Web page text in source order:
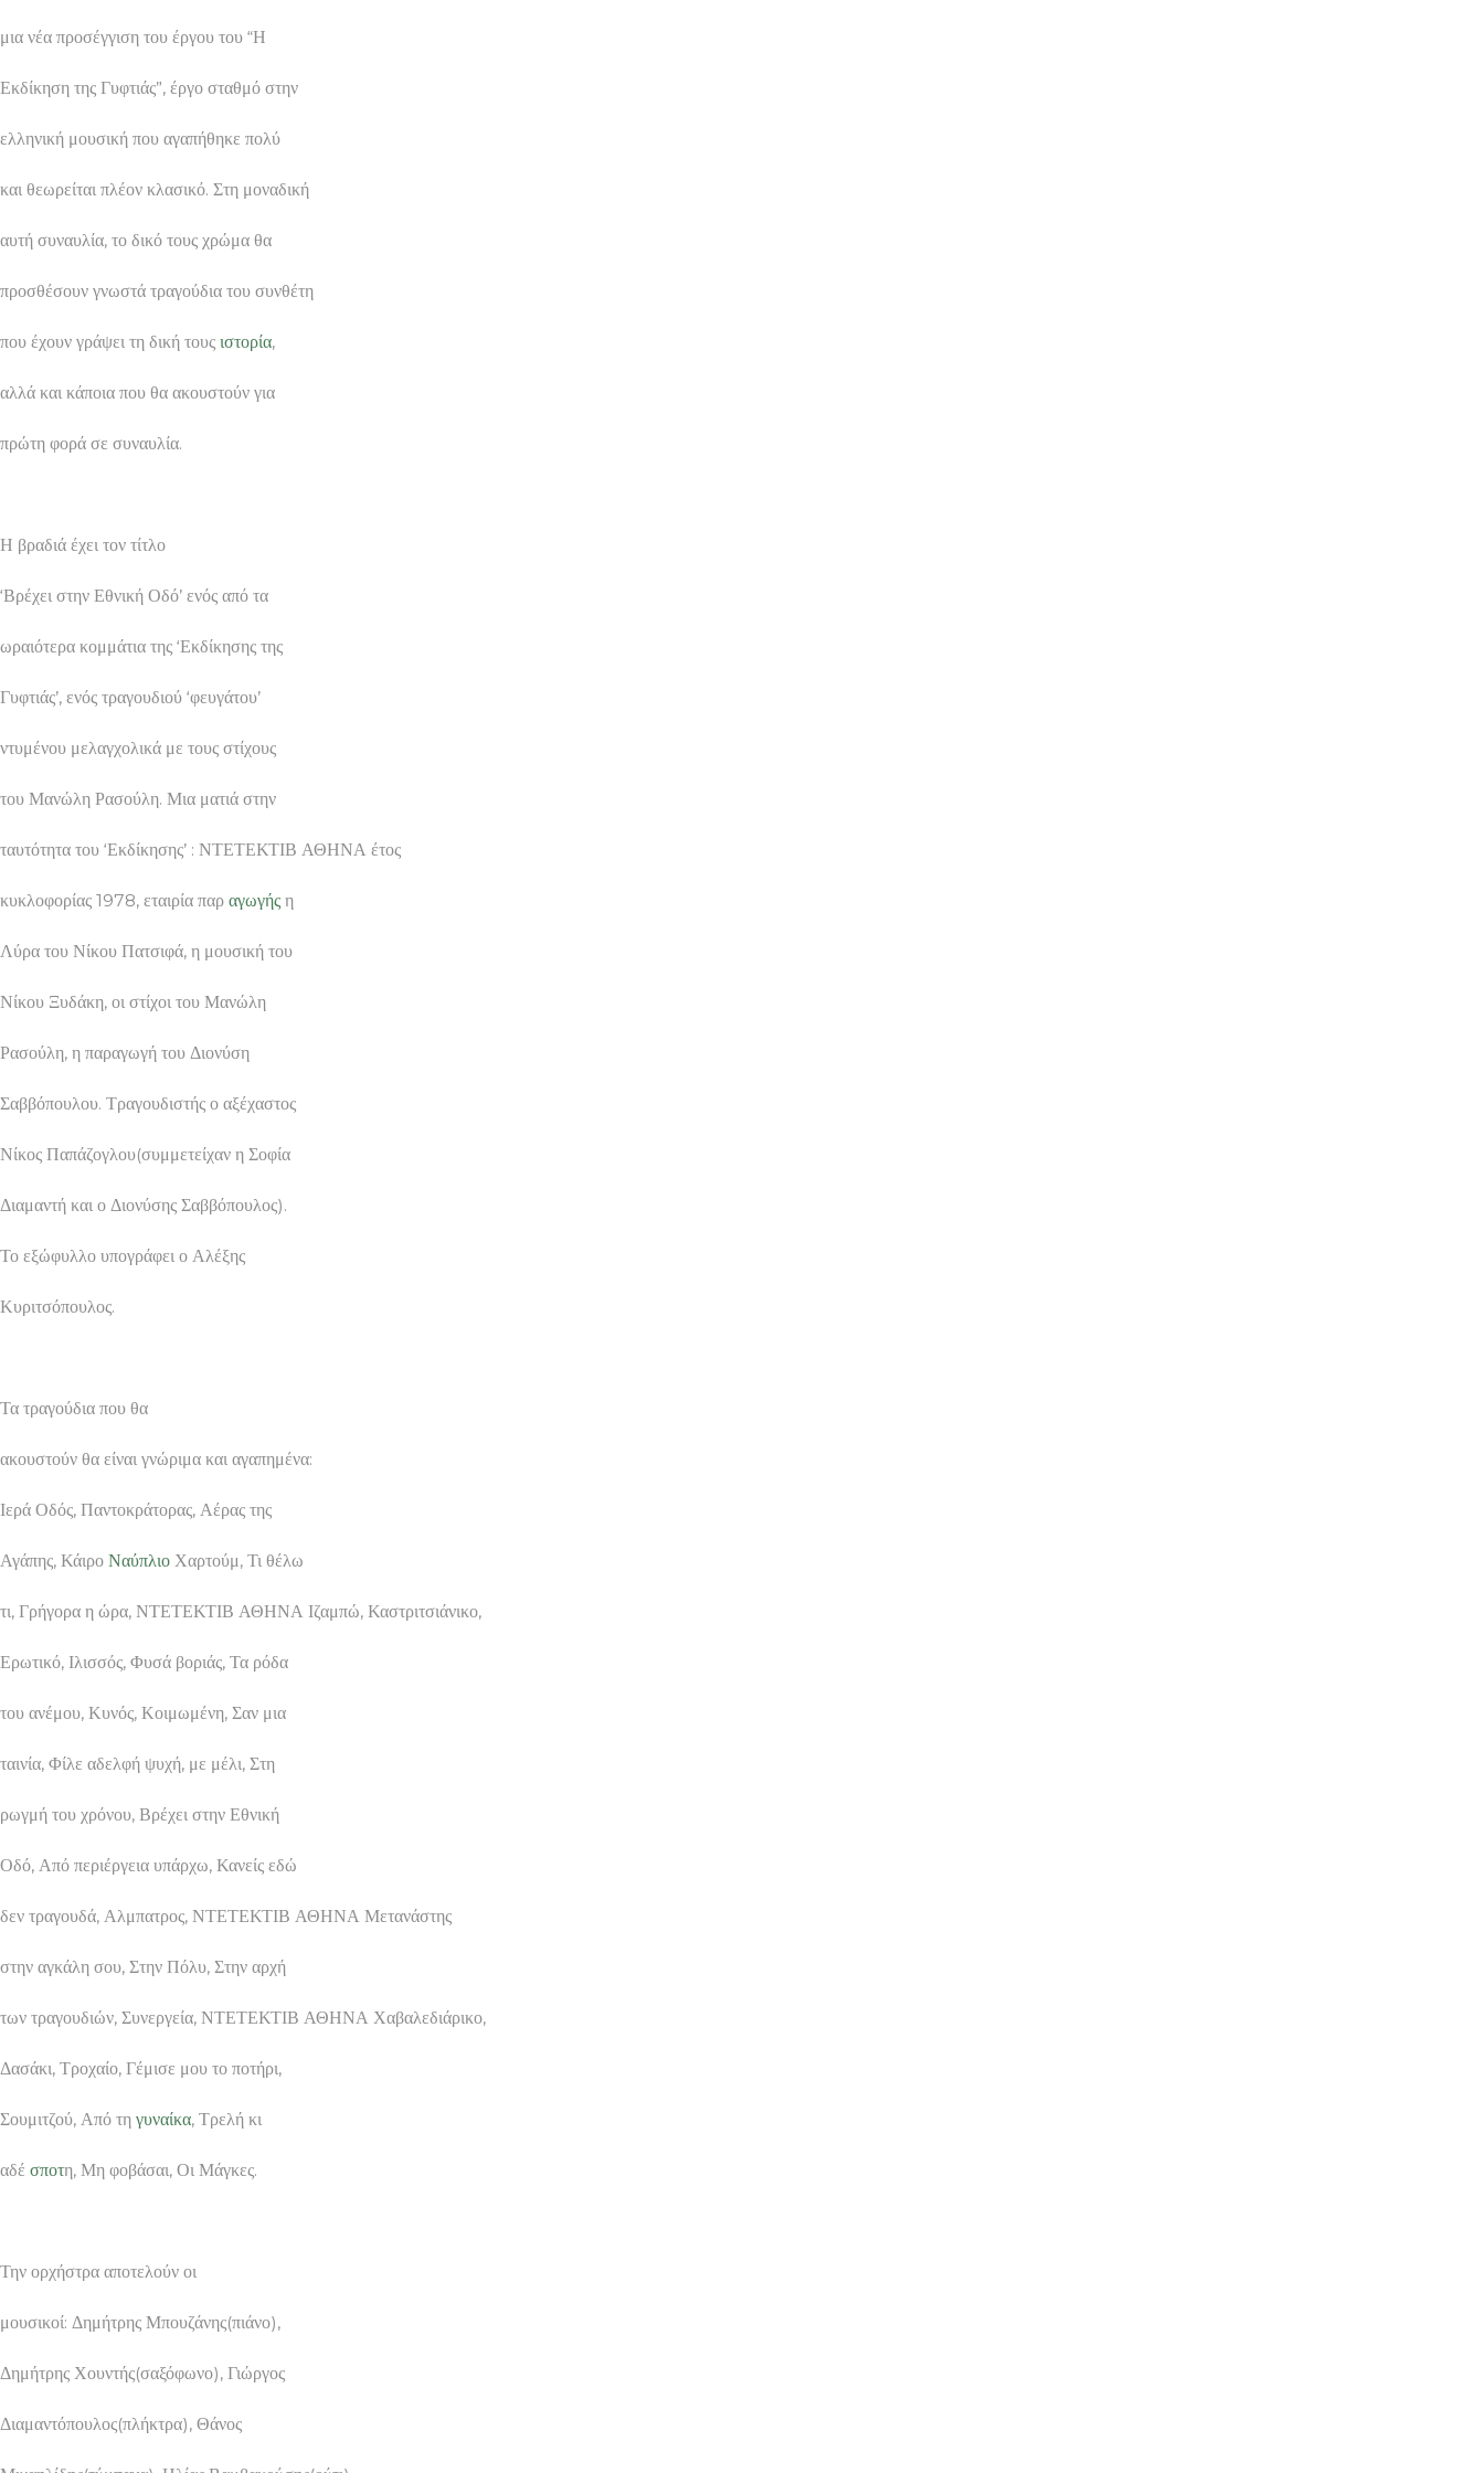
μια νέα προσέγγιση του έργου του “Η
Εκδίκηση της Γυφτιάς”, έργο σταθμό στην
ελληνική μουσική που αγαπήθηκε πολύ
και θεωρείται πλέον κλασικό. Στη μοναδική
αυτή συναυλία, το δικό τους χρώμα θα
προσθέσουν γνωστά τραγούδια του συνθέτη
που έχουν γράψει τη δική τους ιστορία,
αλλά και κάποια που θα ακουστούν για
πρώτη φορά σε συναυλία.
Η βραδιά έχει τον τίτλο
‘Βρέχει στην Εθνική Οδό’ ενός από τα
ωραιότερα κομμάτια της ‘Εκδίκησης της
Γυφτιάς’, ενός τραγουδιού ‘φευγάτου’
ντυμένου μελαγχολικά με τους στίχους
του Μανώλη Ρασούλη. Μια ματιά στην
ταυτότητα του ‘Εκδίκησης’ : ΝΤΕΤΕΚΤΙΒ ΑΘΗΝΑ έτος
κυκλοφορίας 1978, εταιρία παρ αγωγής η
Λύρα του Νίκου Πατσιφά, η μουσική του
Νίκου Ξυδάκη, οι στίχοι του Μανώλη
Ρασούλη, η παραγωγή του Διονύση
Σαββόπουλου. Τραγουδιστής ο αξέχαστος
Νίκος Παπάζογλου(συμμετείχαν η Σοφία
Διαμαντή και ο Διονύσης Σαββόπουλος).
Το εξώφυλλο υπογράφει ο Αλέξης
Κυριτσόπουλος.
Τα τραγούδια που θα
ακουστούν θα είναι γνώριμα και αγαπημένα:
Ιερά Οδός, Παντοκράτορας, Αέρας της
Αγάπης, Κάιρο Ναύπλιο Χαρτούμ, Τι θέλω
τι, Γρήγορα η ώρα, ΝΤΕΤΕΚΤΙΒ ΑΘΗΝΑ Ιζαμπώ, Καστριτσιάνικο,
Ερωτικό, Ιλισσός, Φυσά βοριάς, Τα ρόδα
του ανέμου, Κυνός, Κοιμωμένη, Σαν μια
ταινία, Φίλε αδελφή ψυχή, με μέλι, Στη
ρωγμή του χρόνου, Βρέχει στην Εθνική
Οδό, Από περιέργεια υπάρχω, Κανείς εδώ
δεν τραγουδά, Αλμπατρος, ΝΤΕΤΕΚΤΙΒ ΑΘΗΝΑ Μετανάστης
στην αγκάλη σου, Στην Πόλυ, Στην αρχή
των τραγουδιών, Συνεργεία, ΝΤΕΤΕΚΤΙΒ ΑΘΗΝΑ Χαβαλεδιάρικο,
Δασάκι, Τροχαίο, Γέμισε μου το ποτήρι,
Σουμιτζού, Από τη γυναίκα, Τρελή κι
αδέ σποτη, Μη φοβάσαι, Οι Μάγκες.
Την ορχήστρα αποτελούν οι
μουσικοί: Δημήτρης Μπουζάνης(πιάνο),
Δημήτρης Χουντής(σαξόφωνο), Γιώργος
Διαμαντόπουλος(πλήκτρα), Θάνος